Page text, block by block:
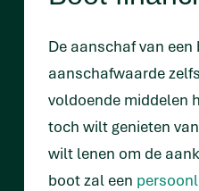
De aanschaf van
aanschafwaarde
voldoende middelen
toch wilt genieten
wilt lenen om de
boot zal een